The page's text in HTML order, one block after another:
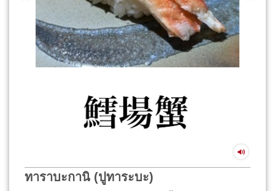
ทาราบะกานิ (ปูทาระบะ)